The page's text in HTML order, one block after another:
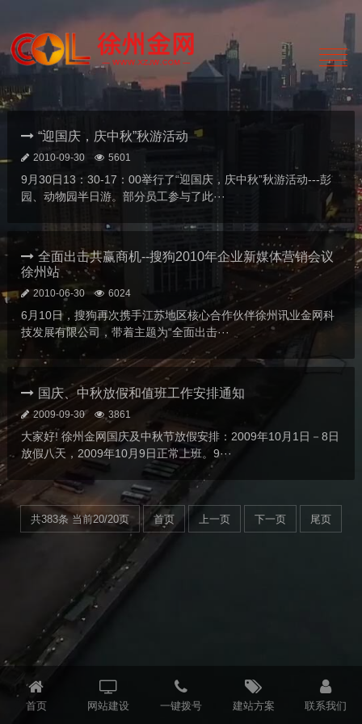
“迎国庆，庆中秋”秋游活动
2010-09-30 5601
9月30日13：30-17：00举行了“迎国庆，庆中秋”秋游活动---彭
园、动物园半日游。部分员工参与了此···
全面出击共赢商机--搜狗2010年企业新媒体营销会议
徐州站
2010-06-30 6024
6月10日，搜狗再次携手江苏地区核心合作伙伴徐州讯业金网科
技发展有限公司，带着主题为“全面出击···
国庆、中秋放假和值班工作安排通知
2009-09-30 3861
大家好! 徐州金网国庆及中秋节放假安排：2009年10月1日－8日
放假八天，2009年10月9日正常上班。9···
共383条 当前20/20页 首页 上一页 下一页 尾页
首页 网站建设 一键拨号 建站方案 联系我们